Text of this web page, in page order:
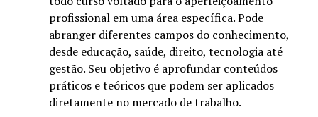
profissional em uma área específica. Pode
abranger diferentes campos do conhecimento,
desde educação, saúde, direito, tecnologia até
gestão. Seu objetivo é aprofundar conteúdos
práticos e teóricos que podem ser aplicados
diretamente no mercado de trabalho.